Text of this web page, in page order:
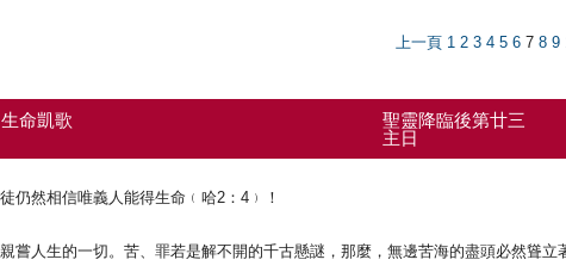
上一頁 1 2 3 4 5 6 7 8 9
生命凱歌
聖靈降臨後第廿三
主日
仍然相信唯義人能得生命﹙哈2：4﹚！
嘗人生的一切。苦、罪若是解不開的千古懸謎，那麼，無邊苦海的盡頭必然聳立